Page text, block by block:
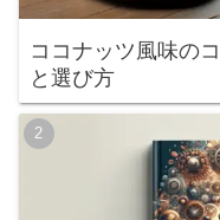
ココナッツ風味の
と選び方